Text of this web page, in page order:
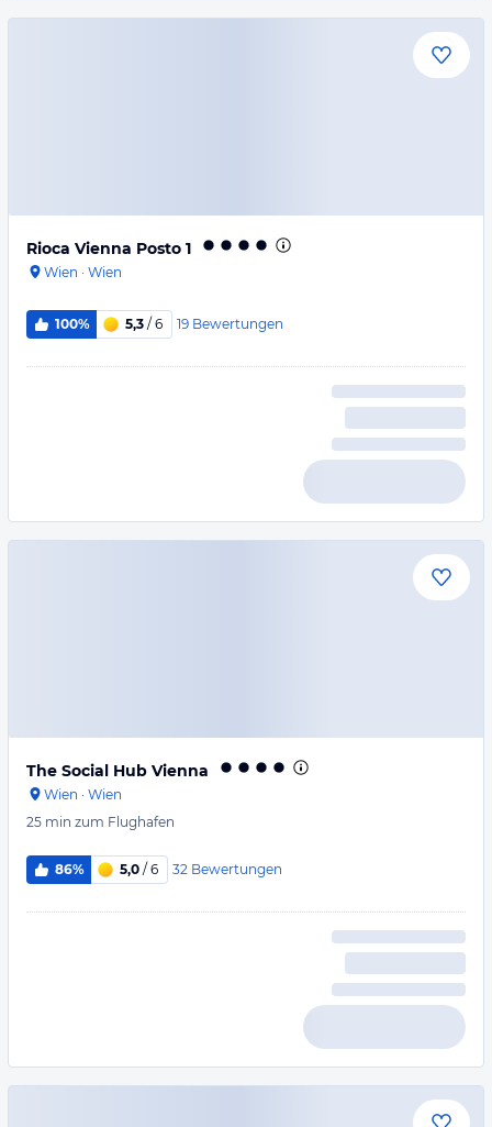
Rioca Vienna Posto 1
Wien · Wien
100% 5,3 / 6 19 Bewertungen
The Social Hub Vienna
Wien · Wien
25 min zum Flughafen
86% 5,0 / 6 32 Bewertungen